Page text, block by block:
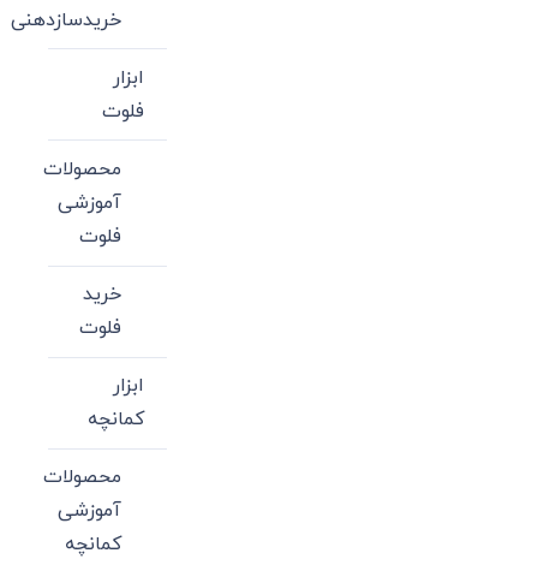
خریدسازدهنی
ابزار
فلوت
محصولات
آموزشی
فلوت
خرید
فلوت
ابزار
کمانچه
محصولات
آموزشی
کمانچه